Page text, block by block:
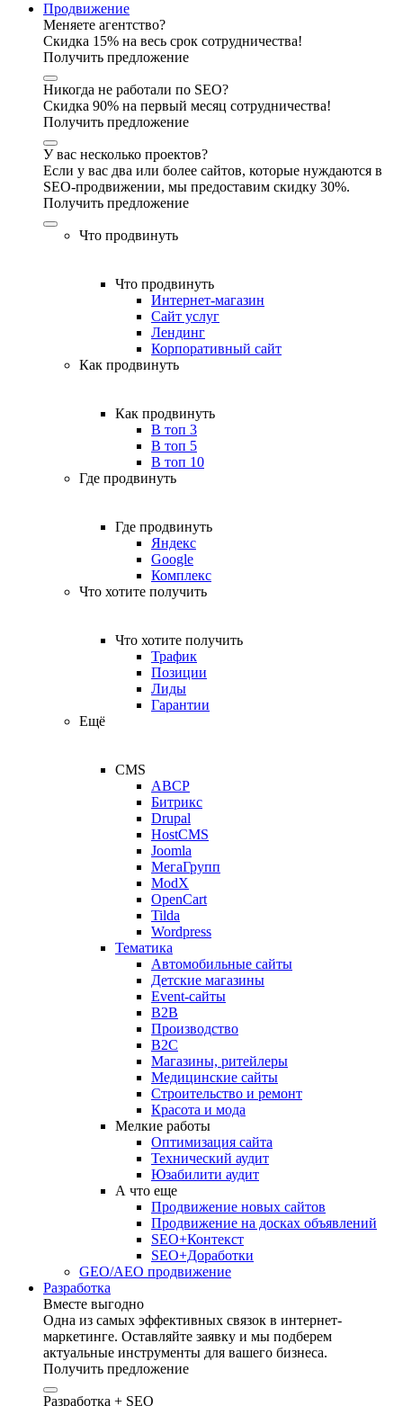
Продвижение
Меняете агентство?
Скидка 15% на весь срок сотрудничества!
Получить предложение
Никогда не работали по SEO?
Скидка 90% на первый месяц сотрудничества!
Получить предложение
У вас несколько проектов?
Если у вас два или более сайтов, которые нуждаются в
SEO-продвижении, мы предоставим скидку 30%.
Получить предложение
Что продвинуть
Что продвинуть
Интернет-магазин
Сайт услуг
Лендинг
Корпоративный сайт
Как продвинуть
Как продвинуть
В топ 3
В топ 5
В топ 10
Где продвинуть
Где продвинуть
Яндекс
Google
Комплекс
Что хотите получить
Что хотите получить
Трафик
Позиции
Лиды
Гарантии
Ещё
CMS
ABCP
Битрикс
Drupal
HostCMS
Joomla
МегаГрупп
ModX
OpenCart
Tilda
Wordpress
Тематика
Автомобильные сайты
Детские магазины
Event-сайты
B2B
Производство
B2C
Магазины, ритейлеры
Медицинские сайты
Строительство и ремонт
Красота и мода
Мелкие работы
Оптимизация сайта
Технический аудит
Юзабилити аудит
А что еще
Продвижение новых сайтов
Продвижение на досках объявлений
SEO+Контекст
SEO+Доработки
GEO/AEO продвижение
Разработка
Вместе выгодно
Одна из самых эффективных связок в интернет-
маркетинге. Оставляйте заявку и мы подберем
актуальные инструменты для вашего бизнеса.
Получить предложение
Разработка + SEO